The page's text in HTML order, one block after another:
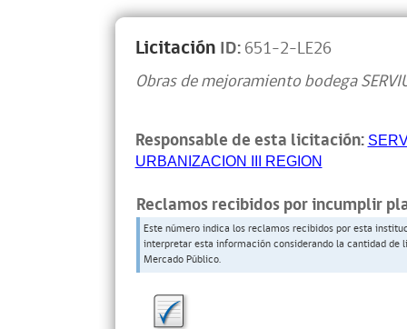
Licitación ID:651-2-LE26
Obras de mejoramiento bodega
Responsable de esta licitación:
URBANIZACION III REGION
Reclamos recibidos por incumplir
Este número indica los reclamos recibidos por esta
interpretar esta información considerando la cantidad
Mercado Público.